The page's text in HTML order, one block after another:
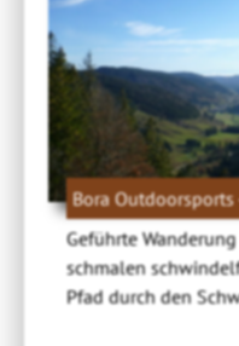
Bora Outdoorsports
Geführte
schmalen
Pfad durch den